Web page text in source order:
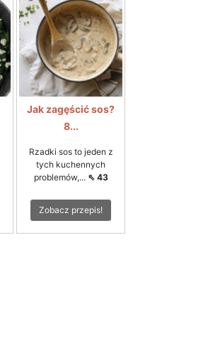
Jak zagęścić sos?
8...
Rzadki sos to jeden z
tych kuchennych
problemów,... ⇖ 43
Zobacz przepis!